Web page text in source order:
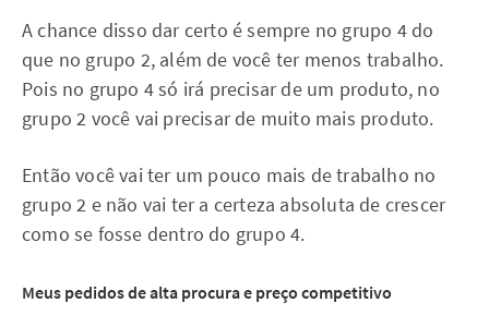
A chance disso dar certo é sempre no grupo 4 do
que no grupo 2, além de você ter menos trabalho.
Pois no grupo 4 só irá precisar de um produto, no
grupo 2 você vai precisar de muito mais produto.
Então você vai ter um pouco mais de trabalho no
grupo 2 e não vai ter a certeza absoluta de crescer
como se fosse dentro do grupo 4.
Meus pedidos de alta procura e preço competitivo